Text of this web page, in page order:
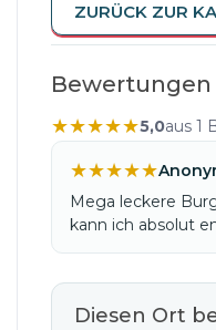
ZURÜCK ZUR
Bewertungen
★★★★★5,0aus 1
★★★★★
Mega leckere
kann ich absolut
Diesen Ort